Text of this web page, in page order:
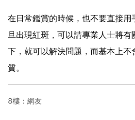
在日常鑑賞的時候，也不要直接
旦出現紅斑，可以請專業人士將
下，就可以解決問題，而基本上
質。
8樓：網友